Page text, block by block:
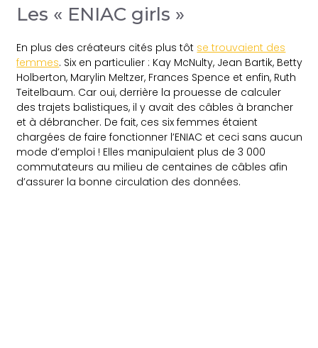
Les « ENIAC girls »
En plus des créateurs cités plus tôt se trouvaient des
femmes. Six en particulier : Kay McNulty, Jean Bartik, Betty
Holberton, Marylin Meltzer, Frances Spence et enfin, Ruth
Teitelbaum. Car oui, derrière la prouesse de calculer
des trajets balistiques, il y avait des câbles à brancher
et à débrancher. De fait, ces six femmes étaient
chargées de faire fonctionner l’ENIAC et ceci sans aucun
mode d’emploi ! Elles manipulaient plus de 3 000
commutateurs au milieu de centaines de câbles afin
d’assurer la bonne circulation des données.